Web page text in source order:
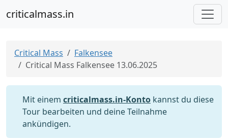
criticalmass.in
Critical Mass
Falkensee
Critical Mass Falkensee 13.06.2025
Mit einem criticalmass.in-Konto kannst du diese
Tour bearbeiten und deine Teilnahme
ankündigen.